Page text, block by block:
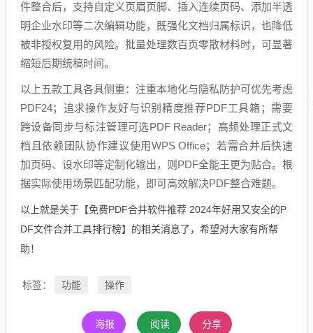
件整合后，支持自定义页眉页脚、插入连续页码、添加半透
明企业水印等二次编辑功能，既强化文档归属标识，也降低
被非授权复用的风险。批量处理数百页零散材料时，可显著
缩短后期统稿时间。
以上五款工具各具侧重：注重本地化与隐私防护可优先考虑
PDF24；追求操作友好与识别精度推荐PDF工具箱；需要
跨设备同步与标注管理可选PDF Reader；高频处理正式文
档且依赖团队协作建议使用WPS Office；若需合并后快速
加页码、设水印等定制化输出，则PDF全能王更为贴合。根
据实际使用场景匹配功能，即可高效解决PDF整合难题。
以上就是关于【免费PDF合并软件推荐 2024年好用又安全的P
DF文件合并工具排行榜】的相关消息了，希望对大家有所帮
助！
标签： 功能 操作
海报 阅读 分享